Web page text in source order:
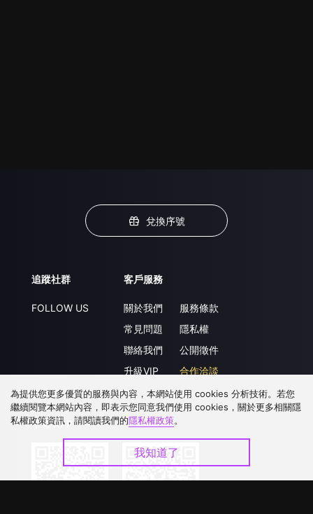
兌換序號
追蹤社群
FOLLOW US
客戶服務
關於我們
常見問題
聯絡我們
升級VIP
服務條款
隱私權
公開徵件
合作洽談
下載 APP
為提供您更多優質的服務與內容，本網站使用 cookies 分析技術。若您
繼續閱覽本網站內容，即表示您同意我們使用 cookies，關於更多相關隱
私權政策資訊，請閱讀我們的隱私權政策。
我知道了